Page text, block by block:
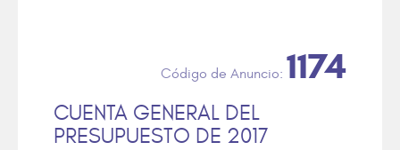
CUENTA GENERAL DEL
PRESUPUESTO DE 2017
1174